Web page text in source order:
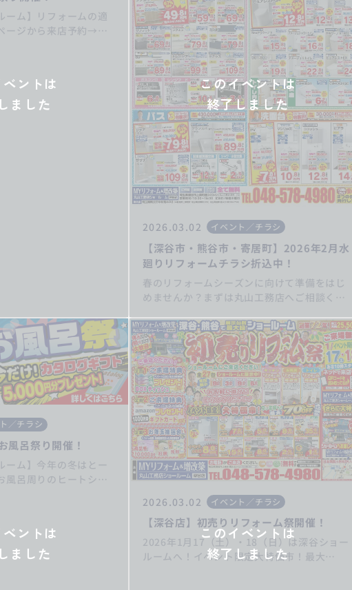
ーム】リフォームの適
ージから来店予約→キ
熊谷市・秩父市・寄居
築・リノベーションは
ントは
ました
2026.03.02 イベント／チラシ
【深谷市・熊谷市・寄居町】2026年2月水
廻りリフォームチラシ折込中！
春のリフォームシーズンに向けて準備をはじ
めませんか？まずは丸山工務店へご相談くだ
ォームしましょう！ キッチンリフォーム/
お風呂リフォーム/トイレリフォーム/洗面化
粧台リフォーム/給湯器交換/屋根・外壁リフ
ォーム/住宅省エネ2026/先進的窓リノベ2026
事業/みらいエコ住宅2026事業/給湯省エネ
2026事業
このイベントは
終了しました
／チラシ
呂祭り開催！
ーム】今年の冬はとー
風呂周りのヒートショ
お見逃しなく！ いつ
す。埼玉県深谷市・熊
ントは
ました
2026.03.02 イベント／チラシ
【深谷店】初売りリフォーム祭開催！
2026年1月17（土）・18（日）は深谷ショー
ルームへ！イベント限定大特価市！最大
このイベントは
終了しました